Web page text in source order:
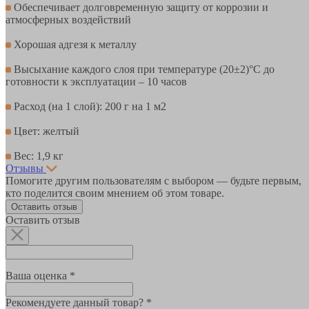
Обеспечивает долговременную защиту от коррозии и
атмосферных воздействий
Хорошая адгезя к металлу
Высыхание каждого слоя при температуре (20±2)°С до
готовности к эксплуатации – 10 часов
Расход (на 1 слой): 200 г на 1 м2
Цвет: желтый
Вес: 1,9 кг
Отзывы
Помогите другим пользователям с выбором — будьте первым,
кто поделится своим мнением об этом товаре.
Оставить отзыв
Оставить отзыв
Ваша оценка *
Рекомендуете данный товар? *